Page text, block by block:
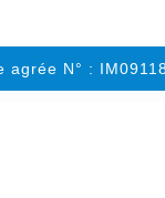
agrée N° :